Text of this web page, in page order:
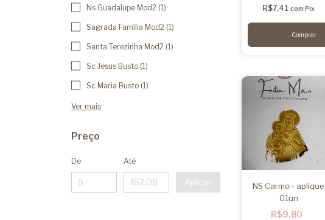
Ns Guadalupe Mod2 (1)
Sagrada Família Mod2 (1)
Santa Terezinha Mod2 (1)
Sc Jesus Busto (1)
Sc Maria Busto (1)
Ver mais
Preço
De Até
Aplicar
R$7,41 com Pix
NS Carmo - aplique
01un
R$9,80